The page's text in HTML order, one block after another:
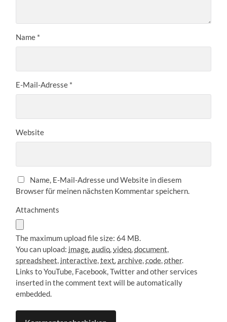
Name *
E-Mail-Adresse *
Website
Name, E-Mail-Adresse und Website in diesem
Browser für meinen nächsten Kommentar speichern.
Attachments
The maximum upload file size: 64 MB.
You can upload: image,audio,video,document,
spreadsheet, interactive,text,archive,code,other.
Links to YouTube, Facebook, Twitter and other services
inserted in the comment text will be automatically
embedded.